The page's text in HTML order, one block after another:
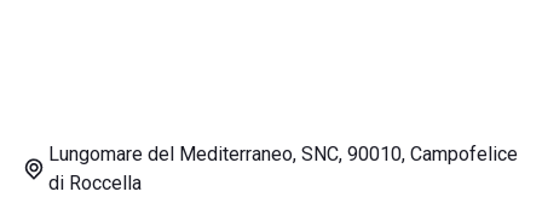
Lungomare del Mediterraneo, SNC, 90010, Campofelice
di Roccella